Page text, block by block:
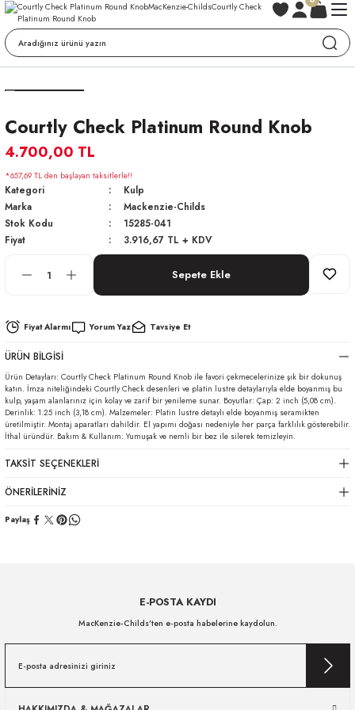
Courtly Check Platinum Round Knob
4.700,00 TL
*657,69 TL den başlayan taksitlerle!!
Kategori
Kulp
Marka
Mackenzie-Childs
Stok Kodu
15285-041
Fiyat
3.916,67 TL + KDV
Sepete Ekle
Fiyat Alarmı Yorum Yaz Tavsiye Et
ÜRÜN BILGISI
Ürün Detayları: Courtly Check Platinum Round Knob ile favori çekmecelerinize şık bir dokunuş
katın. İmza niteliğindeki Courtly Check desenleri ve platin lustre detaylarıyla elde boyanmış bu
kulp, yaşam alanlarınız için kolay ve zarif bir yenileme sunar. Boyutlar: Çap: 2 inch (5,08 cm).
Derinlik: 1.25 inch (3,18 cm). Malzemeler: Platin lustre detaylı elde boyanmış seramikten
üretilmiştir. Montaj aparatları dahildir. El yapımı doğası nedeniyle her parça farklılık gösterebilir.
İthal üründür. Bakım & Kullanım: Yumuşak ve nemli bir bez ile silerek temizleyin.
TAKSIT SEÇENEKLERI
ÖNERILERINIZ
Paylaş
E-POSTA KAYDI
MacKenzie-Childs’ten e-posta habelerine kaydolun.